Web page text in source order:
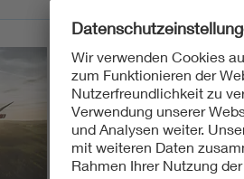
01.12.2024
DIN IEC/TS 61400-
Windenergieanlagen -